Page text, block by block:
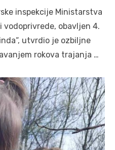
inspekcije Ministarstva
vodoprivrede, obavljen 4.
utvrdio je ozbiljne
rokova trajanja …